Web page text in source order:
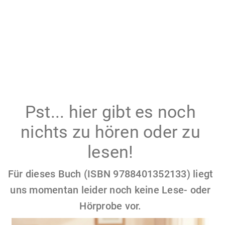
Pst... hier gibt es noch
nichts zu hören oder zu
lesen!
Für dieses Buch (ISBN 9788401352133) liegt
uns momentan leider noch keine Lese- oder
Hörprobe vor.